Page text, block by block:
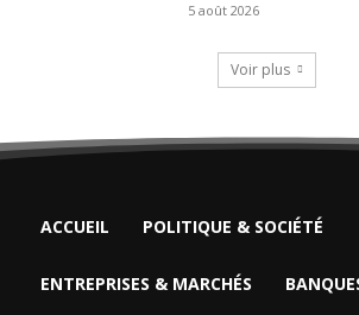
5 août 2026
Voir plus
ACCUEIL POLITIQUE & SOCIÉTÉ
ENTREPRISES & MARCHÉS